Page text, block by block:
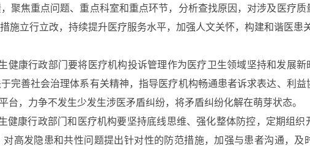
聚焦重点问题、重点科室和重点环节，分析查找原因，对涉及医疗质
施立行立改，持续提升医疗服务水平，加强人文关怀，构建和谐医患
健康行政部门要将医疗机构投诉管理作为 医疗卫生领域坚持和发展新
完善社会治理体系有关精神，指导医疗机构畅通患者诉求表达、利
台，力争不发生少发生涉医矛盾纠纷， 将矛盾纠纷化解在萌芽状态。
健康行政部门和医疗机构要坚持底线思维、强化整体防控，定期组
高发隐患和共性问题提出针对性的防范措施，加强与患者沟通，及